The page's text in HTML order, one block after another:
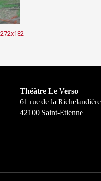
272x182
Théâtre Le Verso
61 rue de la Richelandière
42100 Saint-Etienne